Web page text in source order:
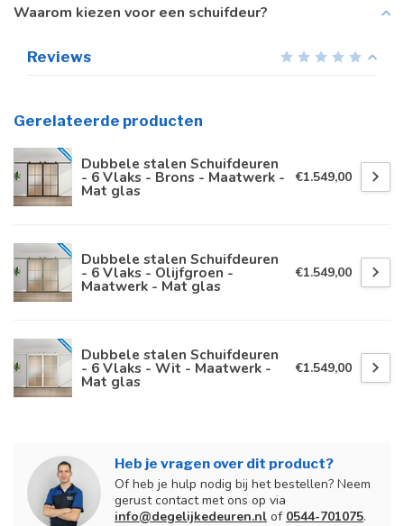
Waarom kiezen voor een schuifdeur?
Reviews
Gerelateerde producten
Dubbele stalen Schuifdeuren
- 6 Vlaks - Brons - Maatwerk -
Mat glas
€1.549,00
Dubbele stalen Schuifdeuren
- 6 Vlaks - Olijfgroen -
Maatwerk - Mat glas
€1.549,00
Dubbele stalen Schuifdeuren
- 6 Vlaks - Wit - Maatwerk -
Mat glas
€1.549,00
Heb je vragen over dit product?
Of heb je hulp nodig bij het bestellen? Neem
gerust contact met ons op via
info@degelijkedeuren.nl of 0544-701075.